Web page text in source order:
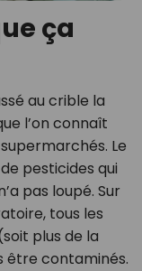
ça
au crible la
l’on connaît
Le
pesticides qui
pas loupé. Sur
tous les
plus de la
être contaminés.